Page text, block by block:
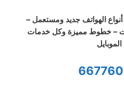
أنواع الهواتف جديد ومستعمل –
– خطوط مميزة وكل خدمات
الموبايل